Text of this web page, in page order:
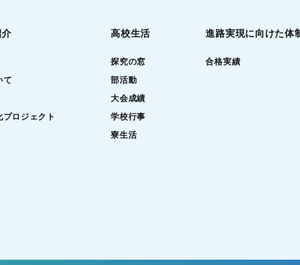
て
ロジェクト
高校生活
探究の窓
部活動
大会成績
学校行事
寮生活
進路実現に向けた体
合格実績